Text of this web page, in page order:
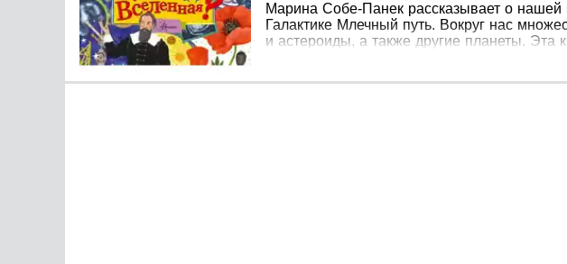
Марина Собе-Панек рассказывает о нашей
Галактике Млечный путь. Вокруг нас
и астероиды, а также другие планеты. Эта